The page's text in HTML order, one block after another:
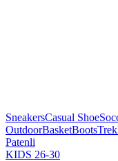
SneakersCasual Shoe
OutdoorBasketBoots
Patenli
KIDS 26-30